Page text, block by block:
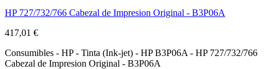
HP 727/732/766 Cabezal de Impresion Original - B3P06A
417,01 €
Consumibles - HP - Tinta (Ink-jet) - HP B3P06A - HP 727/732/766
Cabezal de Impresion Original - B3P06A